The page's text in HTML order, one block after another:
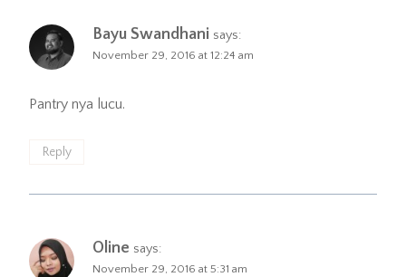
Bayu Swandhani says:
November 29, 2016 at 12:24 am
Pantry nya lucu.
Reply
Oline says:
November 29, 2016 at 5:31 am